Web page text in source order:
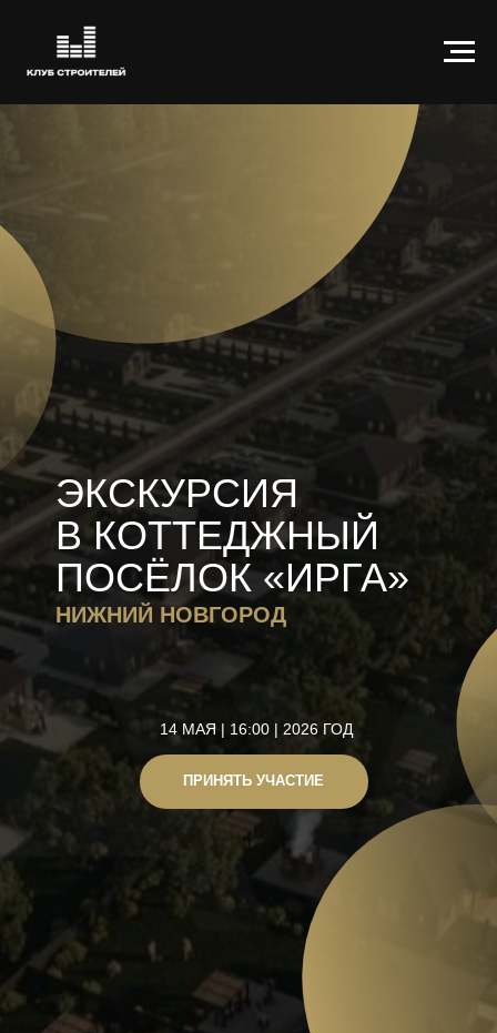
14 МАЯ | 16:00 | 2026 ГОД
ЭКСКУРСИЯ
В КОТТЕДЖНЫЙ
ПОСЁЛОК «ИРГА»
НИЖНИЙ НОВГОРОД
ПРИНЯТЬ УЧАСТИЕ